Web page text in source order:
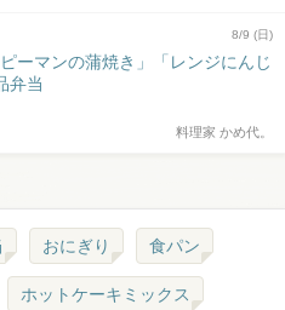
8/9 (日)
ーマンの蒲焼き」「レンジにんじ
弁当
料理家 かめ代。
おにぎり 食パン
ホットケーキミックス